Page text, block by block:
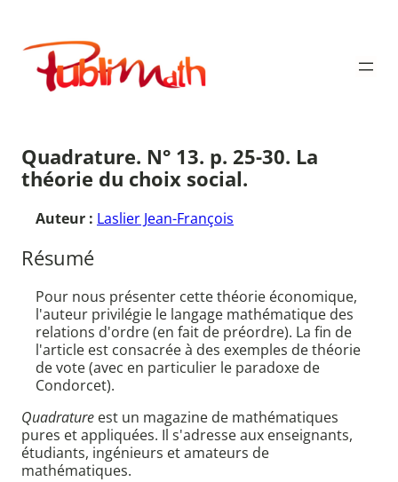
contenu
Publimath
Quadrature. N° 13. p. 25-30. La
théorie du choix social.
Auteur : Laslier Jean-François
Résumé
Pour nous présenter cette théorie économique,
l'auteur privilégie le langage mathématique des
relations d'ordre (en fait de préordre). La fin de
l'article est consacrée à des exemples de théorie
de vote (avec en particulier le paradoxe de
Condorcet).
Quadrature est un magazine de mathématiques
pures et appliquées. Il s'adresse aux enseignants,
étudiants, ingénieurs et amateurs de
mathématiques.